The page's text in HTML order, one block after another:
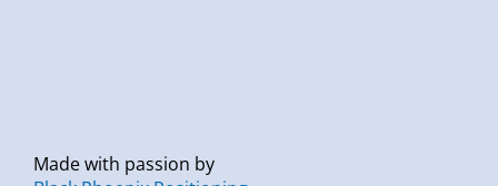
Made with passion by